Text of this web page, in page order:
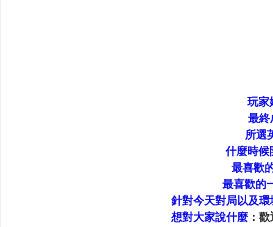
玩家
最終
所選
什麼時候
最喜歡
最喜歡的
針對今天對局以及
想對大家說什麼：歡